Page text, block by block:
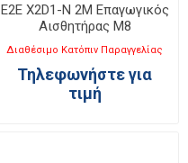
E2E X2D1-N 2M Επαγωγικός
Αισθητήρας M8
Διαθέσιμο Κατόπιν Παραγγελίας
Τηλεφωνήστε για
τιμή